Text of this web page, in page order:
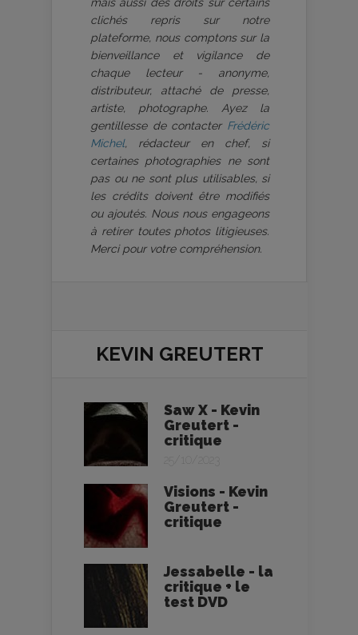
clichés repris sur notre
plateforme, nous comptons sur la
bienveillance et vigilance de
chaque lecteur - anonyme,
distributeur, attaché de presse,
artiste, photographe. Ayez la
gentillesse de contacter Frédéric
Michel, rédacteur en chef, si
certaines photographies ne sont
pas ou ne sont plus utilisables, si
les crédits doivent être modifiés
ou ajoutés. Nous nous engageons
à retirer toutes photos litigieuses.
Merci pour votre compréhension.
KEVIN GREUTERT
Saw X - Kevin
Greutert -
critique
Visions - Kevin
Greutert -
critique
Jessabelle - la
critique + le
test DVD